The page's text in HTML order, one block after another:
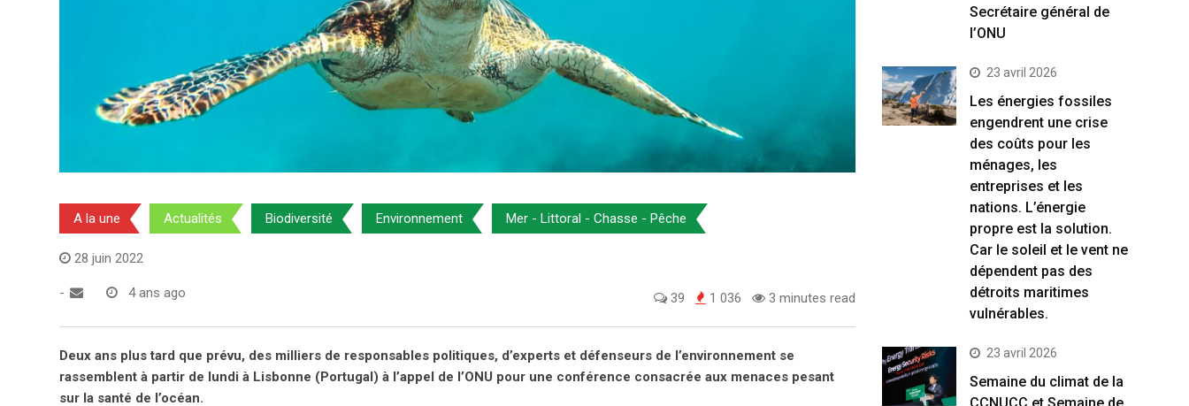
A la une Actualités Biodiversité Environnement Mer - Littoral - Chasse - Pêche
28 juin 2022
- 4 ans ago 39 1 036 3 minutes read
Deux ans plus tard que prévu, des milliers de responsables politiques, d’experts et défenseurs de l’environnement se
rassemblent à partir de lundi à Lisbonne (Portugal) à l’appel de l’ONU pour une conférence consacrée aux menaces pesant
sur la santé de l’océan.
Secrétaire général de
l’ONU
23 avril 2026
Les énergies fossiles
engendrent une crise
des coûts pour les
ménages, les
entreprises et les
nations. L’énergie
propre est la solution.
Car le soleil et le vent ne
dépendent pas des
détroits maritimes
vulnérables.
23 avril 2026
Semaine du climat de la